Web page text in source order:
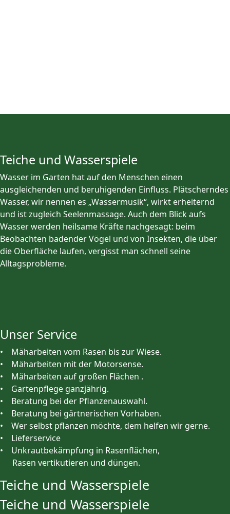
Teiche und Wasserspiele
Wasser im Garten hat auf den Menschen einen
ausgleichenden und beruhigenden Einfluss. Plätscherndes
Wasser, wir nennen es „Wassermusik“, wirkt erheiternd
und ist zugleich Seelenmassage. Auch dem Blick aufs
Wasser werden heilsame Kräfte nachgesagt: beim
Beobachten badender Vögel und von Insekten, die über
die Oberfläche laufen, vergisst man schnell seine
Alltagsprobleme.
Unser Service
• Mäharbeiten vom Rasen bis zur Wiese.
• Mäharbeiten mit der Motorsense.
• Mäharbeiten auf großen Flächen .
• Gartenpflege ganzjährig.
• Beratung bei der Pflanzenauswahl.
• Beratung bei gärtnerischen Vorhaben.
• Wer selbst pflanzen möchte, dem helfen wir gerne.
• Lieferservice
• Unkrautbekämpfung in Rasenflächen,
Rasen vertikutieren und düngen.
Teiche und Wasserspiele
Teiche und Wasserspiele